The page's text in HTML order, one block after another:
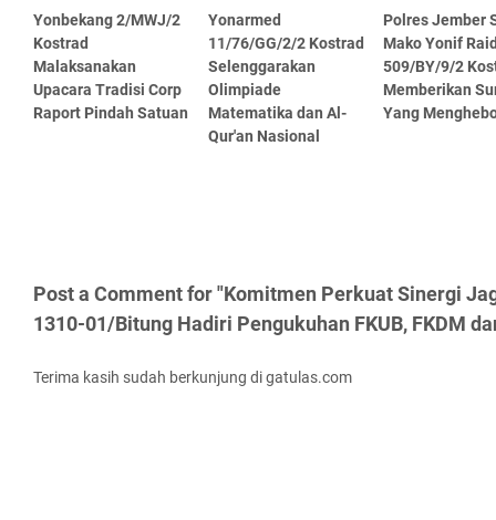
Yonbekang 2/MWJ/2
Kostrad
Malaksanakan
Upacara Tradisi Corp
Raport Pindah Satuan
Yonarmed
11/76/GG/2/2 Kostrad
Selenggarakan
Olimpiade
Matematika dan Al-
Qur'an Nasional
Polres Jember
Mako Yonif
509/BY/9/2
Memberikan
Yang
Post a Comment for "Komitmen Perkuat Sinergi
1310-01/Bitung Hadiri Pengukuhan FKUB, FKDM
Terima kasih sudah berkunjung di gatulas.com